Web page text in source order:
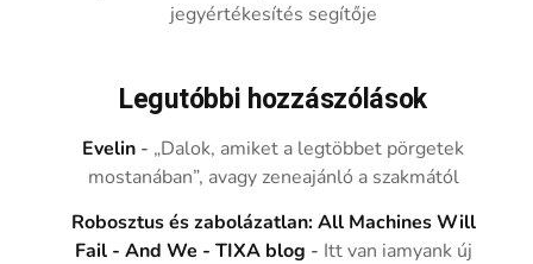
jegyértékesítés segítője
Legutóbbi hozzászólások
Evelin - „Dalok, amiket a legtöbbet pörgetek
mostanában”, avagy zeneajánló a szakmától
Robosztus és zabolázatlan: All Machines Will
Fail - And We - TIXA blog - Itt van iamyank új